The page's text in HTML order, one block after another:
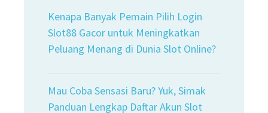
Kenapa Banyak Pemain Pilih Login
Slot88 Gacor untuk Meningkatkan
Peluang Menang di Dunia Slot Online?
Mau Coba Sensasi Baru? Yuk, Simak
Panduan Lengkap Daftar Akun Slot